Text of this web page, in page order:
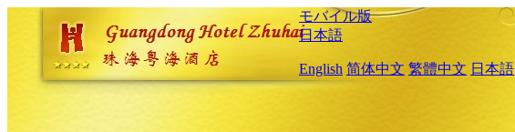
モバイル版
日本語
English 简体中文 繁體中文 日本語